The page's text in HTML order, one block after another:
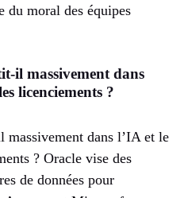
du moral des équipes
il massivement dans
licenciements ?
dans l’IA et le
? Oracle vise des
de données pour